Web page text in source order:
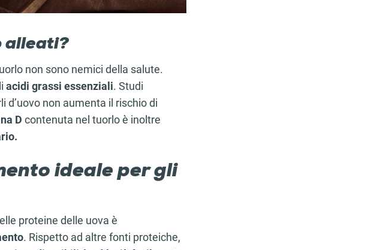
alleati?
non sono nemici della salute.
acidi grassi essenziali. Studi
non aumenta il rischio di
D contenuta nel tuorlo è inoltre
ideale per gli
proteine delle uova è
. Rispetto ad altre fonti proteiche,